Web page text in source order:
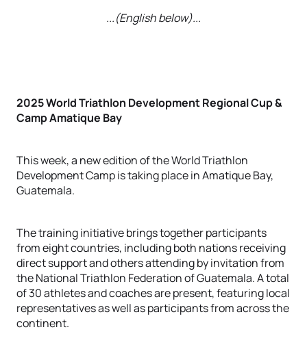
...(English below)...
2025 World Triathlon Development Regional Cup &
Camp Amatique Bay
This week, a new edition of the World Triathlon
Development Camp is taking place in Amatique Bay,
Guatemala.
The training initiative brings together participants
from eight countries, including both nations receiving
direct support and others attending by invitation from
the National Triathlon Federation of Guatemala. A total
of 30 athletes and coaches are present, featuring local
representatives as well as participants from across the
continent.